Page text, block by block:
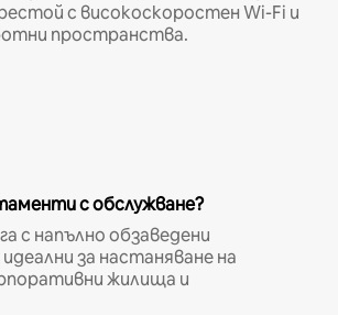
с високоскоростен Wi-Fi и
пространства.
с обслужване?
с напълно обзаведени
за настаняване на
жилища и